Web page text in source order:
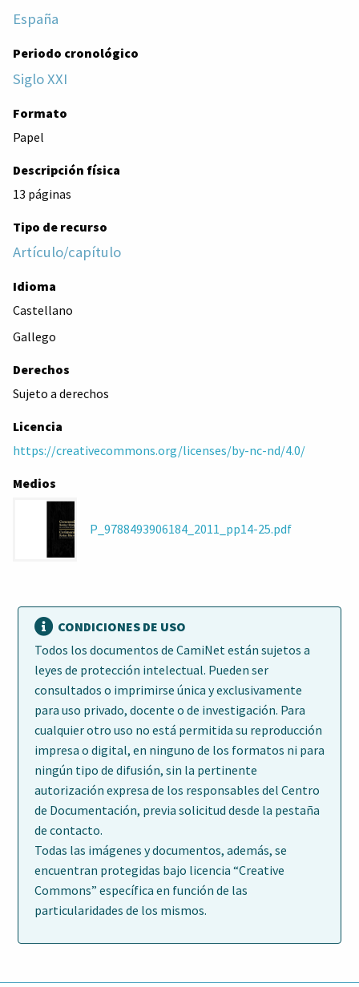
España
Periodo cronológico
Siglo XXI
Formato
Papel
Descripción física
13 páginas
Tipo de recurso
Artículo/capítulo
Idioma
Castellano
Gallego
Derechos
Sujeto a derechos
Licencia
https://creativecommons.org/licenses/by-nc-nd/4.0/
Medios
P_9788493906184_2011_pp14-25.pdf
CONDICIONES DE USO
Todos los documentos de CamiNet están sujetos a
leyes de protección intelectual. Pueden ser
consultados o imprimirse única y exclusivamente
para uso privado, docente o de investigación. Para
cualquier otro uso no está permitida su reproducción
impresa o digital, en ninguno de los formatos ni para
ningún tipo de difusión, sin la pertinente
autorización expresa de los responsables del Centro
de Documentación, previa solicitud desde la pestaña
de contacto.
Todas las imágenes y documentos, además, se
encuentran protegidas bajo licencia “Creative
Commons” específica en función de las
particularidades de los mismos.